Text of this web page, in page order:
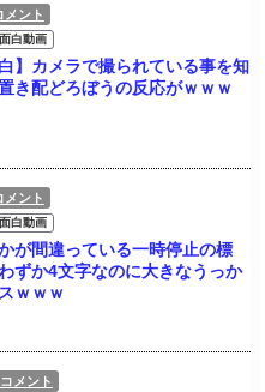
メント
面白動画
白】カメラで撮られている事を知
き配どろぼうの反応がｗｗｗ
メント
面白動画
が間違っている一時停止の標
ずか4文字なのに大きなうっか
ｗｗｗ
コメント